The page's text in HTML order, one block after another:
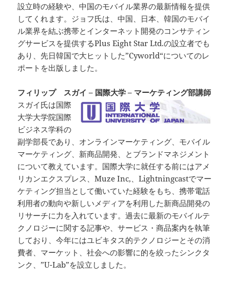
設立時の経験や、中国のモバイル業界の最新情報を提供
してくれます。ジョフ氏は、中国、日本、韓国のモバイ
ル業界を結ぶ携帯とインターネット開発のコンサティン
グサービスを提供するPlus Eight Star Ltd.の設立者でも
あり、先日韓国で大ヒットした”Cyworld“についてのレ
ポートを出版しました。
フィリップ スガイ – 国際大学 – マーケティング部講師
スガイ氏は国際
大学大学院国際
ビジネス学科の
副学部長であり、オンラインマーケティング、モバイル
マーケティング、新商品開発、とブランドマネジメント
について教えています。国際大学に就任する前にはアメ
リカンエクスプレス、Muze Inc,、Lightningcastでマー
ケティング担当として働いていた経験をもち、携帯電話
利用者の動向や新しいメディアを利用した新商品開発の
リサーチに力を入れています。過去に最新のモバイルテ
クノロジーに関する記事や、サービス・商品案内を執筆
しており、今年にはユビキタス的テクノロジーとその消
費者、マーケット、社会への影響に的を絞ったシンクタ
ンク、”U-Lab”を設立しました。